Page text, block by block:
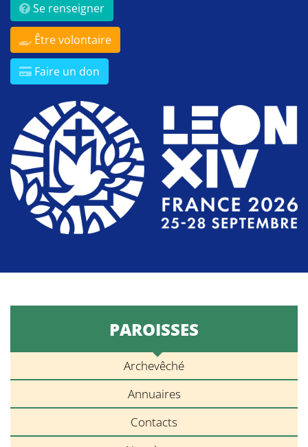
Se renseigner
Être volontaire
Faire un don
PAROISSES
Archevêché
Annuaires
Contacts